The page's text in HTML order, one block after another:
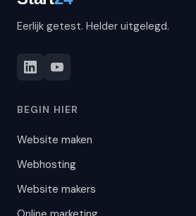
Eerlijk getest. Helder uitgelegd.
BEGIN HIER
Website maken
Webhosting
Website makers